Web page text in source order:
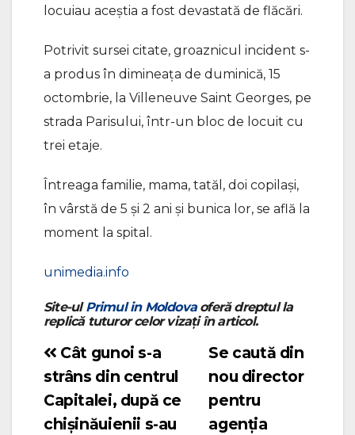
locuiau aceștia a fost devastată de flăcări.
Potrivit sursei citate, groaznicul incident s-
a produs în dimineața de duminică, 15
octombrie, la Villeneuve Saint Georges, pe
strada Parisului, într-un bloc de locuit cu
trei etaje.
Întreaga familie, mama, tatăl, doi copilași,
în vârstă de 5 și 2 ani și bunica lor, se află la
moment la spital.
unimedia.info
Site-ulPrimul in Moldovaoferă dreptul la
replică tuturor celor vizați în articol.
Navigare
în
articole
Se caută din
nou director
pentru
agenția
Cât gunoi s-a
strâns din centrul
Capitalei, după ce
chișinăuienii s-au